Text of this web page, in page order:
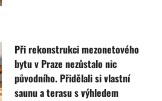
Při rekonstrukci mezonetového
bytu v Praze nezůstalo nic
původního. Přidělali si vlastní
saunu a terasu s výhledem